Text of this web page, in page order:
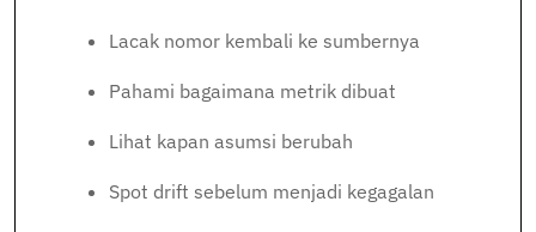
Lacak nomor kembali ke sumbernya
Pahami bagaimana metrik dibuat
Lihat kapan asumsi berubah
Spot drift sebelum menjadi kegagalan